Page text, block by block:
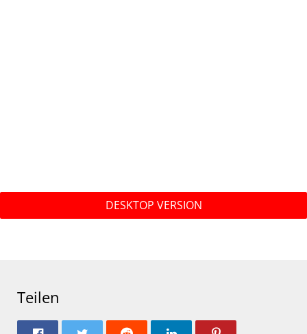
DESKTOP VERSION
Teilen